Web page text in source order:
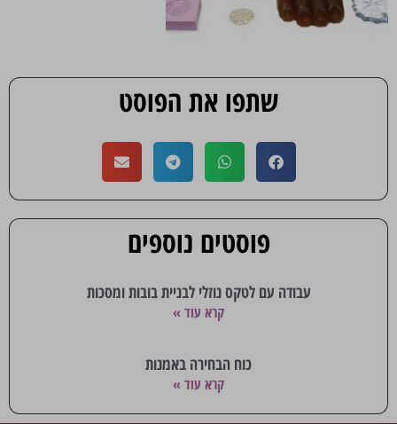
שתפו את הפוסט
פוסטים נוספים
עבודה עם לטקס נוזלי לבניית בובות ומסכות
קרא עוד »
כוח הבחירה באמנות
קרא עוד »